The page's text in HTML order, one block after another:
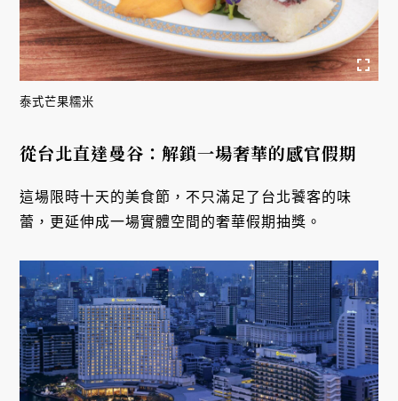
泰式芒果糯米
從台北直達曼谷：解鎖一場奢華的感官假期
這場限時十天的美食節，不只滿足了台北饕客的味
蕾，更延伸成一場實體空間的奢華假期抽獎。